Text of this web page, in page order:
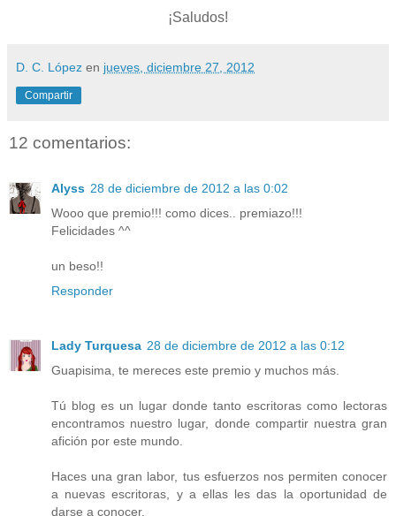
¡Saludos!
D. C. López en jueves, diciembre 27, 2012
Compartir
12 comentarios:
Alyss 28 de diciembre de 2012 a las 0:02
Wooo que premio!!! como dices.. premiazo!!!
Felicidades ^^
un beso!!
Responder
Lady Turquesa 28 de diciembre de 2012 a las 0:12
Guapisima, te mereces este premio y muchos más.
Tú blog es un lugar donde tanto escritoras como lectoras
encontramos nuestro lugar, donde compartir nuestra gran
afición por este mundo.
Haces una gran labor, tus esfuerzos nos permiten conocer
a nuevas escritoras, y a ellas les das la oportunidad de
darse a conocer.